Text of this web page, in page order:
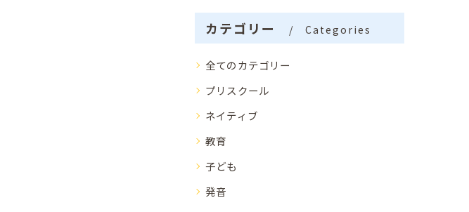
カテゴリー Categories
全てのカテゴリー
プリスクール
ネイティブ
教育
子ども
発音